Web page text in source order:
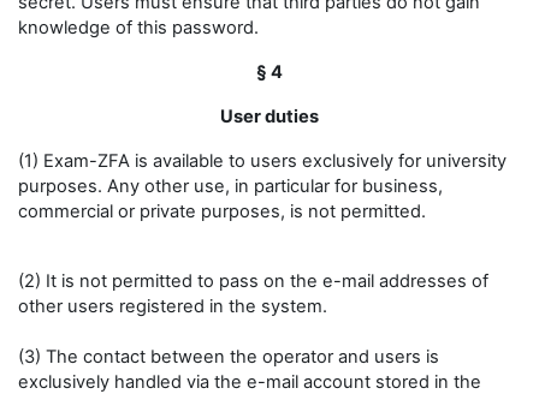
knowledge of this password.
§ 4
User duties
(1) Exam-ZFA is available to users exclusively for university
purposes. Any other use, in particular for business,
commercial or private purposes, is not permitted.
(2) It is not permitted to pass on the e-mail addresses of
other users registered in the system.
(3) The contact between the operator and users is
exclusively handled via the e-mail account stored in the